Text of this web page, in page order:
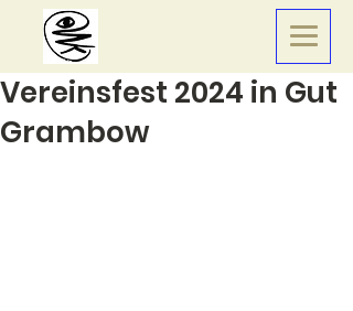
Vereinsfest 2024 in Gut
Grambow